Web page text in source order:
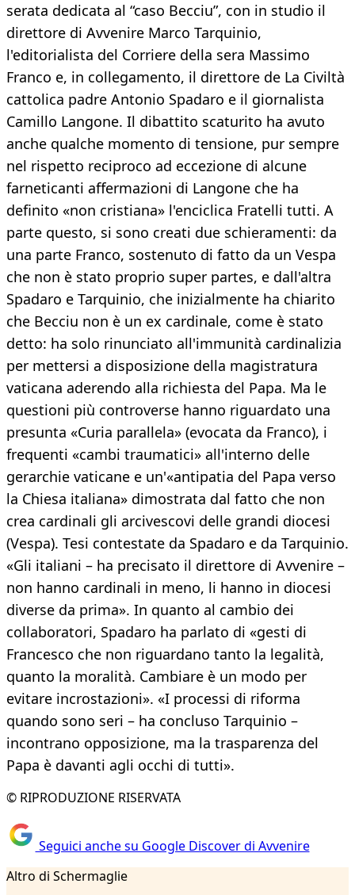
serata dedicata al “caso Becciu”, con in studio il
direttore di Avvenire Marco Tarquinio,
l'editorialista del Corriere della sera Massimo
Franco e, in collegamento, il direttore de La Civiltà
cattolica padre Antonio Spadaro e il giornalista
Camillo Langone. Il dibattito scaturito ha avuto
anche qualche momento di tensione, pur sempre
nel rispetto reciproco ad eccezione di alcune
farneticanti affermazioni di Langone che ha
definito «non cristiana» l'enciclica Fratelli tutti. A
parte questo, si sono creati due schieramenti: da
una parte Franco, sostenuto di fatto da un Vespa
che non è stato proprio super partes, e dall'altra
Spadaro e Tarquinio, che inizialmente ha chiarito
che Becciu non è un ex cardinale, come è stato
detto: ha solo rinunciato all'immunità cardinalizia
per mettersi a disposizione della magistratura
vaticana aderendo alla richiesta del Papa. Ma le
questioni più controverse hanno riguardato una
presunta «Curia parallela» (evocata da Franco), i
frequenti «cambi traumatici» all'interno delle
gerarchie vaticane e un'«antipatia del Papa verso
la Chiesa italiana» dimostrata dal fatto che non
crea cardinali gli arcivescovi delle grandi diocesi
(Vespa). Tesi contestate da Spadaro e da Tarquinio.
«Gli italiani – ha precisato il direttore di Avvenire –
non hanno cardinali in meno, li hanno in diocesi
diverse da prima». In quanto al cambio dei
collaboratori, Spadaro ha parlato di «gesti di
Francesco che non riguardano tanto la legalità,
quanto la moralità. Cambiare è un modo per
evitare incrostazioni». «I processi di riforma
quando sono seri – ha concluso Tarquinio –
incontrano opposizione, ma la trasparenza del
Papa è davanti agli occhi di tutti».
© RIPRODUZIONE RISERVATA
Seguici anche su Google Discover di Avvenire
Altro di Schermaglie